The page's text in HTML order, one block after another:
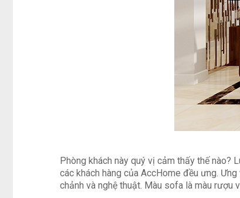
Phòng khách này quý vị cảm thấy thế nào?
các khách hàng của AccHome đều ưng.
chảnh và nghệ thuật. Màu sofa là màu rượu